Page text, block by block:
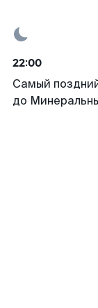
22:00
Самый
до